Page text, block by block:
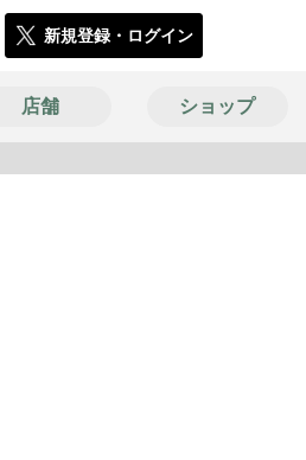
新規登録・ログイン
店舗 ショップ